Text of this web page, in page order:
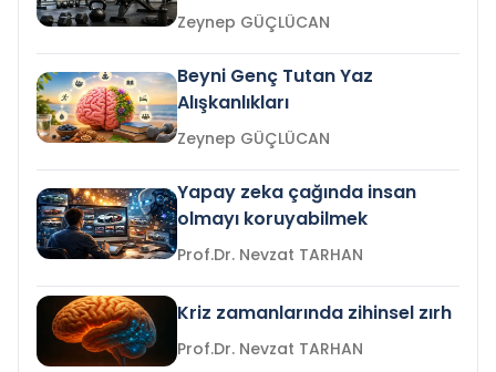
Zeynep GÜÇLÜCAN
Beyni Genç Tutan Yaz
Alışkanlıkları
Zeynep GÜÇLÜCAN
Yapay zeka çağında insan
olmayı koruyabilmek
Prof.Dr. Nevzat TARHAN
Kriz zamanlarında zihinsel zırh
Prof.Dr. Nevzat TARHAN